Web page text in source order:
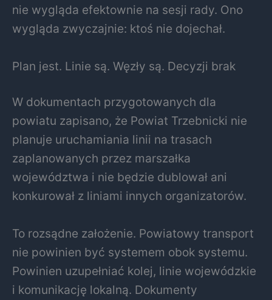
nie wygląda efektownie na sesji rady. Ono
wygląda zwyczajnie: ktoś nie dojechał.
Plan jest. Linie są. Węzły są. Decyzji brak
W dokumentach przygotowanych dla
powiatu zapisano, że Powiat Trzebnicki nie
planuje uruchamiania linii na trasach
zaplanowanych przez marszałka
województwa i nie będzie dublował ani
konkurował z liniami innych organizatorów.
To rozsądne założenie. Powiatowy transport
nie powinien być systemem obok systemu.
Powinien uzupełniać kolej, linie wojewódzkie
i komunikację lokalną. Dokumenty